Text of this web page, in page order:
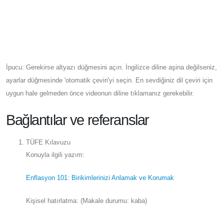
İpucu: Gerekirse altyazı düğmesini açın. İngilizce diline aşina değilseniz,
ayarlar düğmesinde 'otomatik çeviri'yi seçin. En sevdiğiniz dil çeviri için
uygun hale gelmeden önce videonun diline tıklamanız gerekebilir.
Bağlantılar ve referanslar
TÜFE Kılavuzu
Konuyla ilgili yazım:
Enflasyon 101: Birikimlerinizi Anlamak ve Korumak
Kişisel hatırlatma: (Makale durumu: kaba)